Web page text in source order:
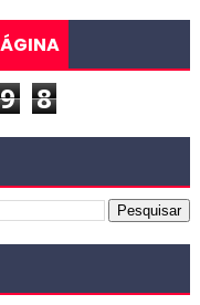
9 8